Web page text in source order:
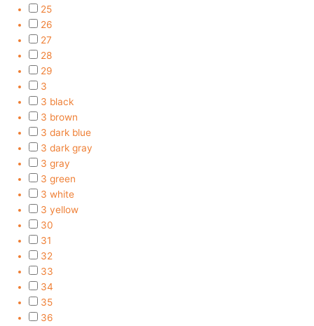
25
26
27
28
29
3
3 black
3 brown
3 dark blue
3 dark gray
3 gray
3 green
3 white
3 yellow
30
31
32
33
34
35
36